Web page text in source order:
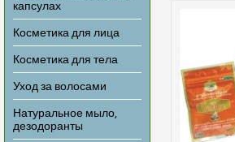
капсулах
Косметика для лица
Косметика для тела
Уход за волосами
Натуральное мыло,
дезодоранты